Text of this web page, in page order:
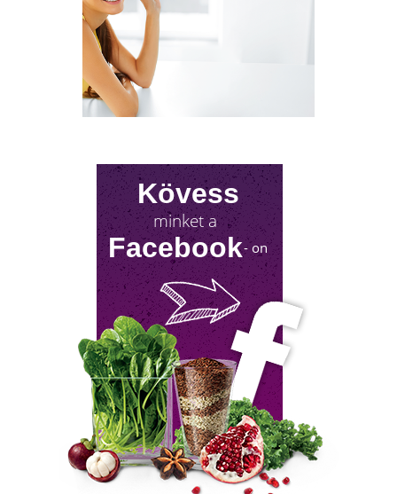
NYIROKRENDSZER KISOKOS
A nyirokrendszerünk fontosságáról keveset
hallani! Mutatjuk, mit tehetsz érte!
FÉRFIASSÁG MEGŐRZÉSE ÉS
Kövess
minket a
Facebook- on